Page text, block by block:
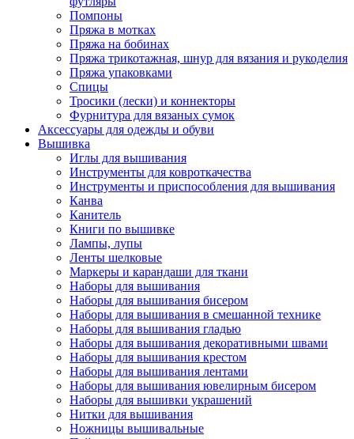
Помпоны
Пряжа в мотках
Пряжа на бобинах
Пряжа трикотажная, шнур для вязания и рукоделия
Пряжа упаковками
Спицы
Тросики (лески) и коннекторы
Фурнитура для вязаных сумок
Аксессуары для одежды и обуви
Вышивка
Иглы для вышивания
Инструменты для ковроткачества
Инструменты и приспособления для вышивания
Канва
Канитель
Книги по вышивке
Лампы, лупы
Ленты шелковые
Маркеры и карандаши для ткани
Наборы для вышивания
Наборы для вышивания бисером
Наборы для вышивания в смешанной технике
Наборы для вышивания гладью
Наборы для вышивания декоративными швами
Наборы для вышивания крестом
Наборы для вышивания лентами
Наборы для вышивания ювелирным бисером
Наборы для вышивки украшений
Нитки для вышивания
Ножницы вышивальные